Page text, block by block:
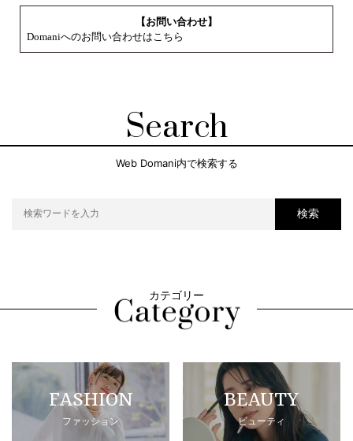
【お問い合わせ】
Domaniへのお問い合わせはこちら
Search
Web Domani内で検索する
検索
カテゴリー
FASHION
ファッション
BEAUTY
ビューティ